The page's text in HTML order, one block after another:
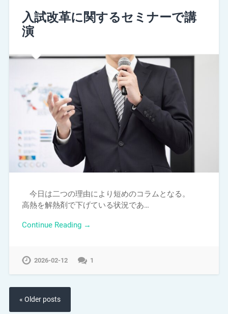
入試改革に関するセミナーで講
演
今日は二つの理由により短めのコラムとなる。
高熱を解熱剤で下げている状況であ…
Continue Reading →
2026-02-12 1
« Older posts